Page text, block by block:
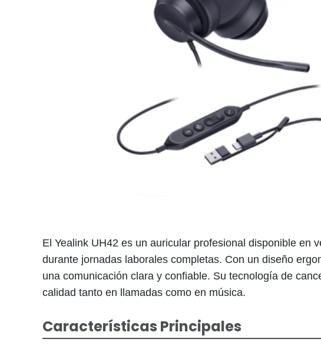
El Yealink UH42 es un auricular profesional disponible en
durante jornadas laborales completas. Con un diseño
una comunicación clara y confiable. Su tecnología de
calidad tanto en llamadas como en música.
Características Principales